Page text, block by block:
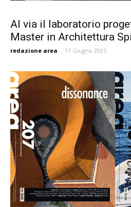
Al via il laboratorio
Master in Architettura
redazione area - 17 Giugno 2025